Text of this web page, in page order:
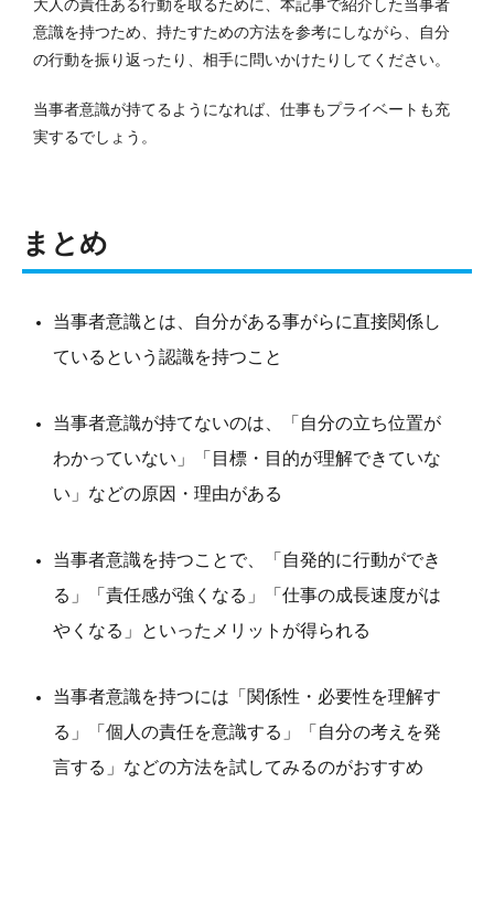
大人の責任ある行動を取るために、本記事で紹介した当事者
意識を持つため、持たすための方法を参考にしながら、自分
の行動を振り返ったり、相手に問いかけたりしてください。
当事者意識が持てるようになれば、仕事もプライベートも充
実するでしょう。
まとめ
当事者意識とは、自分がある事がらに直接関係し
ているという認識を持つこと
当事者意識が持てないのは、「自分の立ち位置が
わかっていない」「目標・目的が理解できていな
い」などの原因・理由がある
当事者意識を持つことで、「自発的に行動ができ
る」「責任感が強くなる」「仕事の成長速度がは
やくなる」といったメリットが得られる
当事者意識を持つには「関係性・必要性を理解す
る」「個人の責任を意識する」「自分の考えを発
言する」などの方法を試してみるのがおすすめ